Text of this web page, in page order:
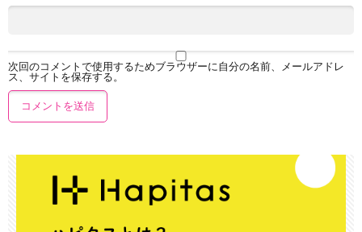
次回のコメントで使用するためブラウザーに自分の名前、メールアドレ
ス、サイトを保存する。